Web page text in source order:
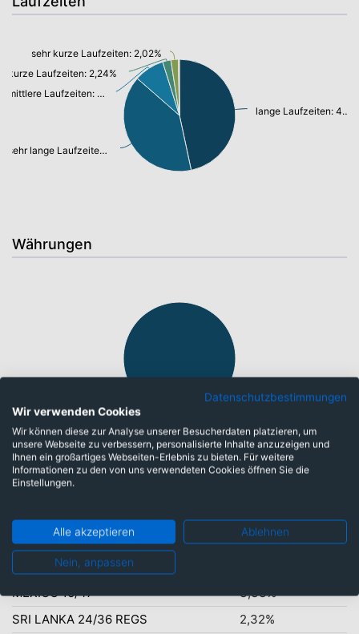
lange Laufzeiten: 43,90%
sehr lange Laufzeiten: 37,46%
mittlere Laufzeiten: 8,18%
kurze Laufzeiten: 2,24%
sehr kurze Laufzeiten: 2,02%
Währungen
US-Dollar: 92,45%
Top-Ten Titel
RUMAENIEN 18/48 MTN REGS
5,47%
Parvest Bond World Emerging Local
MEXICO 16/47
3,33%
SRI LANKA 24/36 REGS
2,32%
Datenschutzbestimmungen
Wir verwenden Cookies
Wir können diese zur Analyse unserer Besucherdaten platzieren, um
unsere Webseite zu verbessern, personalisierte Inhalte anzuzeigen und
Ihnen ein großartiges Webseiten-Erlebnis zu bieten. Für weitere
Informationen zu den von uns verwendeten Cookies öffnen Sie die
Einstellungen.
Alle akzeptieren Ablehnen
Nein, anpassen